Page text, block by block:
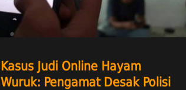
Kasus Judi Online Hayam
Wuruk: Pengamat Desak Polisi